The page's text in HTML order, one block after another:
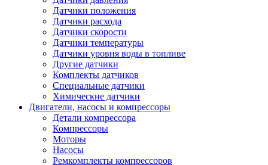
Датчики положения
Датчики расхода
Датчики скорости
Датчики температуры
Датчики уровня воды в топливе
Другие датчики
Комплекты датчиков
Специальные датчики
Химические датчики
Двигатели, насосы и компрессоры
Детали компрессора
Компрессоры
Моторы
Насосы
Ремкомплекты компрессоров